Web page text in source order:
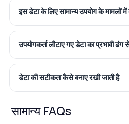
इस डेटा के लिए सामान्य उपयोग के मामलों में
उपयोगकर्ता लौटाए गए डेटा का प्रभावी
डेटा की सटीकता कैसे बनाए रखी जाती है
सामान्य FAQs